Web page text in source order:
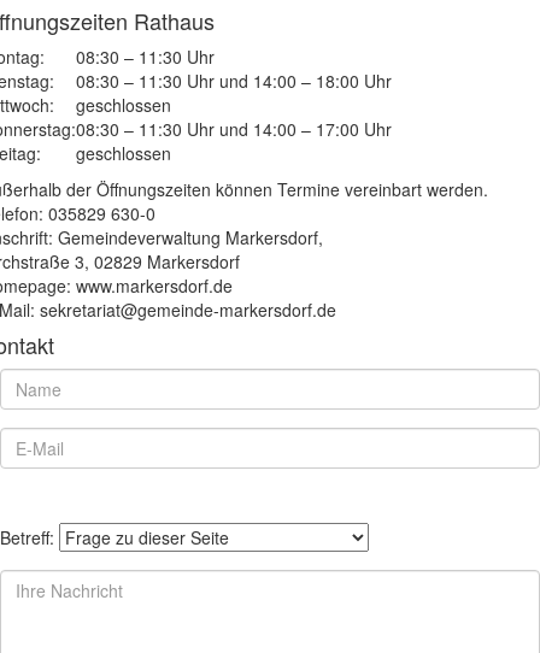
Rathaus
08:30 – 11:30 Uhr
08:30 – 11:30 Uhr und 14:00 – 18:00 Uhr
geschlossen
08:30 – 11:30 Uhr und 14:00 – 17:00 Uhr
geschlossen
der Öffnungszeiten können Termine vereinbart werden.
035829 630-0
Gemeindeverwaltung Markersdorf,
3, 02829 Markersdorf
www.markersdorf.de
sekretariat@gemeinde-markersdorf.de
Betreff: